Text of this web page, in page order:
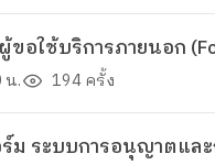
อใช้บริการภายนอก
น. 194 ครั้ง
ม ระบบการอนุญาตและ